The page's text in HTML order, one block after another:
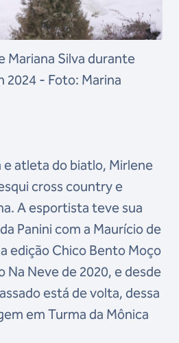
Mariana Silva durante
2024 - Foto: Marina
atleta do biatlo, Mirlene
cross country e
A esportista teve sua
Panini com a Maurício de
edição Chico Bento Moço
Na Neve de 2020, e desde
está de volta, dessa
em Turma da Mônica